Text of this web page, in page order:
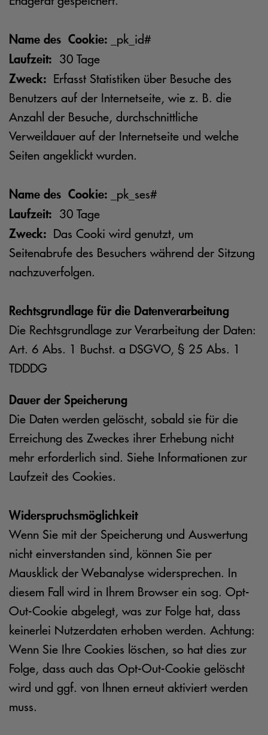
Name des Cookie: _pk_id#
Laufzeit: 30 Tage
Zweck: Erfasst Statistiken über Besuche des
Benutzers auf der Internetseite, wie z. B. die
Anzahl der Besuche, durchschnittliche
Verweildauer auf der Internetseite und welche
Seiten angeklickt wurden.
Name des Cookie: _pk_ses#
Laufzeit: 30 Tage
Zweck: Das Cooki wird genutzt, um
Seitenabrufe des Besuchers während der Sitzung
nachzuverfolgen.
Rechtsgrundlage für die Datenverarbeitung
Die Rechtsgrundlage zur Verarbeitung der Daten:
Art. 6 Abs. 1 Buchst. a DSGVO, § 25 Abs. 1
TDDDG
Dauer der Speicherung
Die Daten werden gelöscht, sobald sie für die
Erreichung des Zweckes ihrer Erhebung nicht
mehr erforderlich sind. Siehe Informationen zur
Laufzeit des Cookies.
Widerspruchsmöglichkeit
Wenn Sie mit der Speicherung und Auswertung
nicht einverstanden sind, können Sie per
Mausklick der Webanalyse widersprechen. In
diesem Fall wird in Ihrem Browser ein sog. Opt-
Out-Cookie abgelegt, was zur Folge hat, dass
keinerlei Nutzerdaten erhoben werden. Achtung:
Wenn Sie Ihre Cookies löschen, so hat dies zur
Folge, dass auch das Opt-Out-Cookie gelöscht
wird und ggf. von Ihnen erneut aktiviert werden
muss.